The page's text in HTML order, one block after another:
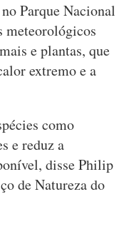
Parque Nacional
meteorológicos
e plantas, que
extremo e a
como
e reduz a
disse Philip
de Natureza do